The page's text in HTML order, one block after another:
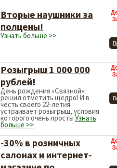
Вторые наушники за
полцены!
Узнать больше >>
Розыгрыш 1 000 000
рублей!
День рождения «Связной»
решил отметить щедро! И в
честь своего 22-летия
устраивает розыгрыш, условия
которого очень простыУзнать
больше >>
-30% в розничных
салонах и интернет-